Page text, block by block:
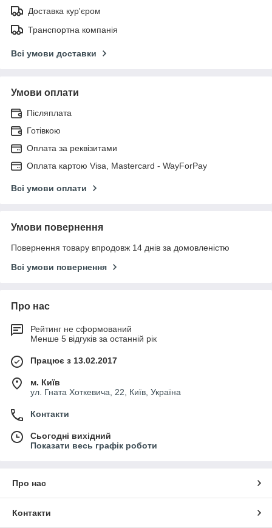
Доставка кур'єром
Транспортна компанія
Всі умови доставки
Умови оплати
Післяплата
Готівкою
Оплата за реквізитами
Оплата картою Visa, Mastercard - WayForPay
Всі умови оплати
Умови повернення
Повернення товару впродовж 14 днів за домовленістю
Всі умови повернення
Про нас
Рейтинг не сформований
Менше 5 відгуків за останній рік
Працює з 13.02.2017
м. Київ
ул. Гната Хоткевича, 22, Київ, Україна
Контакти
Сьогодні вихідний
Показати весь графік роботи
Про нас
Контакти